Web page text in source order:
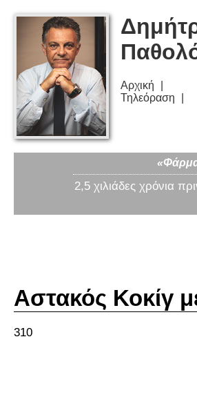
Αρχική
Τηλεόραση
2,5 χιλιάδες χρόνια
Αστακός Κοκίγ
310